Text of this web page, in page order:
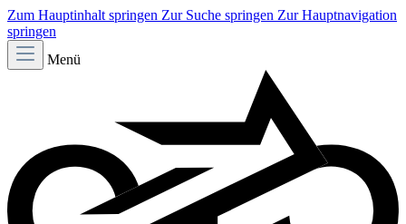
Zum Hauptinhalt springen Zur Suche springen Zur Hauptnavigation
springen
Menü